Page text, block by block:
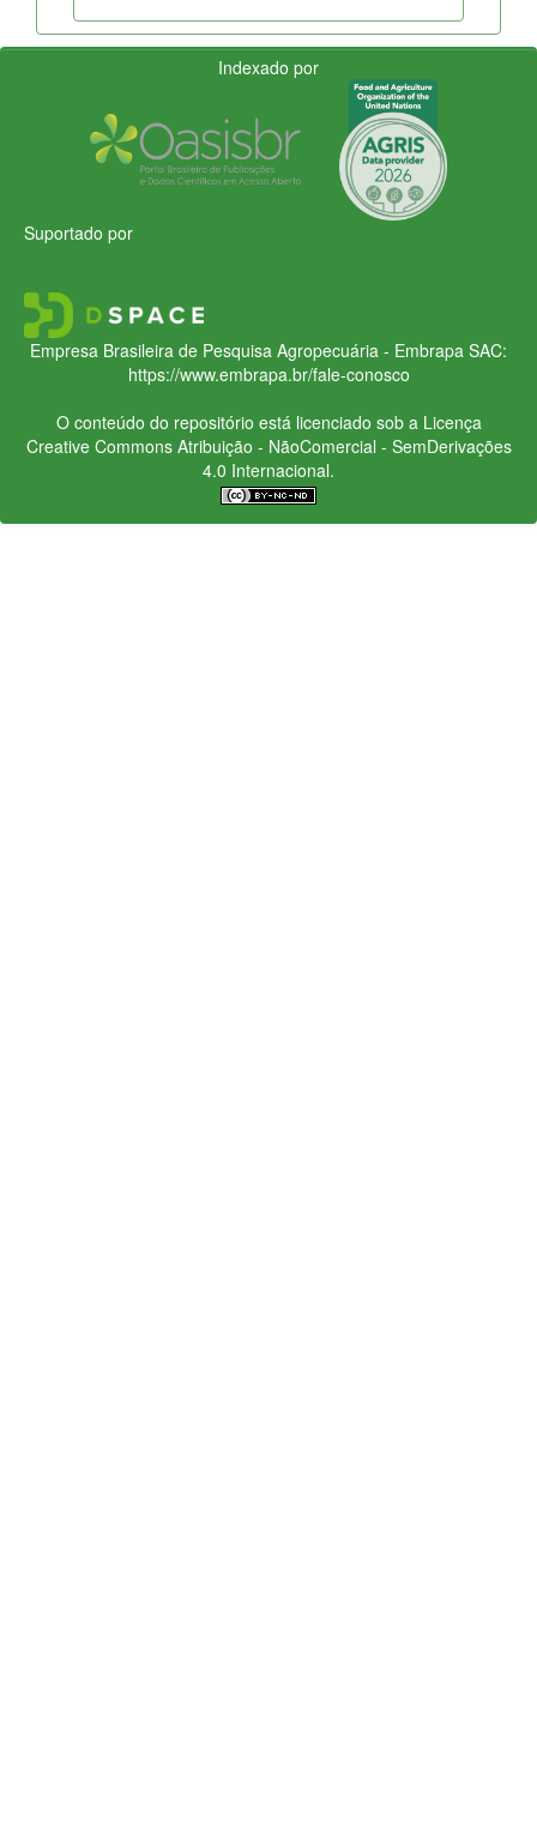
Indexado por
Suportado por
Empresa Brasileira de Pesquisa Agropecuária - Embrapa SAC:
https://www.embrapa.br/fale-conosco
O conteúdo do repositório está licenciado sob a Licença
Creative CommonsAtribuição - NãoComercial - SemDerivações
4.0 Internacional.